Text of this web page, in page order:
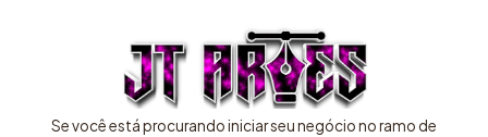
Se você está procurando iniciar seu negócio no ramo de